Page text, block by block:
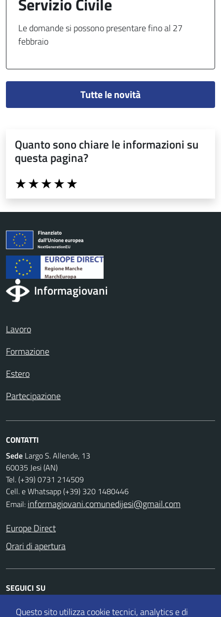
Le domande si possono presentare fino al 27
febbraio
Tutte le novità
Quanto sono chiare le informazioni su
questa pagina?
Valuta da 1 a 5 stelle la pagina
Valuta 5 stelle su 5
Valuta 4 stelle su 5
Valuta 3 stelle su 5
Valuta 2 stelle su 5
Valuta 1 stelle su 5
Informagiovani
Lavoro
Formazione
Estero
Partecipazione
CONTATTI
Sede Largo S. Allende, 13
60035 Jesi (AN)
Tel. (+39) 0731 214509
Cell. e Whatsapp (+39) 320 1480446
Email: informagiovani.comunedijesi@gmail.com
Europe Direct
Orari di apertura
SEGUICI SU
FacebookTwitterInstagramWhatsapp
Questo sito utilizza cookie tecnici, analytics e di